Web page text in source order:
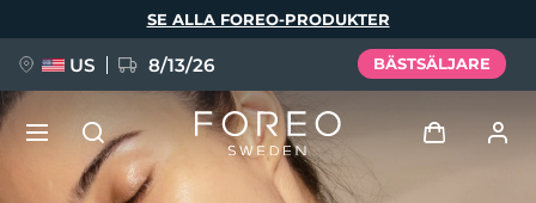
SE ALLA FOREO-PRODUKTER
US 8/13/26 BÄSTSÄLJARE